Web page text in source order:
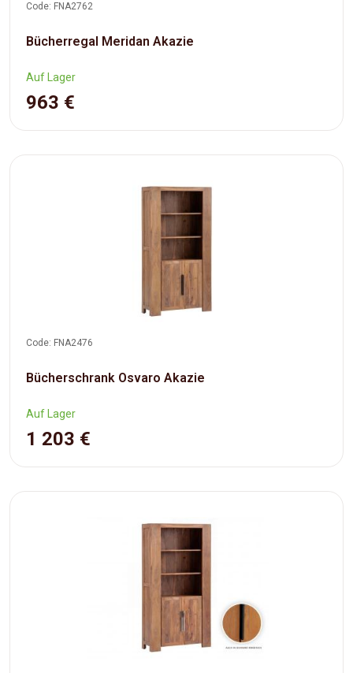
Code: FNA2762
Bücherregal Meridan Akazie
Auf Lager
963 €
Code: FNA2476
Bücherschrank Osvaro Akazie
Auf Lager
1 203 €